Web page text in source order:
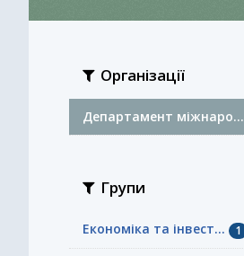
Організації
Департамент міжнаро...
Групи
Економіка та інвест... 1